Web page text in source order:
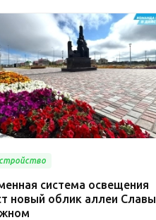
система освещения
новый облик аллеи Славы